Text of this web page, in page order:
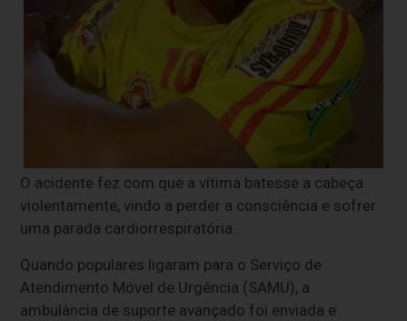
O acidente fez com que a vítima batesse a cabeça
violentamente, vindo a perder a consciência e sofrer
uma parada cardiorrespiratória.
Quando populares ligaram para o Serviço de
Atendimento Móvel de Urgência (SAMU), a
ambulância de suporte avançado foi enviada e